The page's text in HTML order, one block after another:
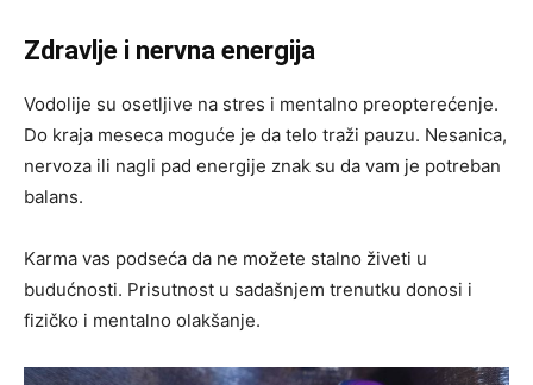
Zdravlje i nervna energija
Vodolije su osetljive na stres i mentalno preopterećenje.
Do kraja meseca moguće je da telo traži pauzu. Nesanica,
nervoza ili nagli pad energije znak su da vam je potreban
balans.
Karma vas podseća da ne možete stalno živeti u
budućnosti. Prisutnost u sadašnjem trenutku donosi i
fizičko i mentalno olakšanje.